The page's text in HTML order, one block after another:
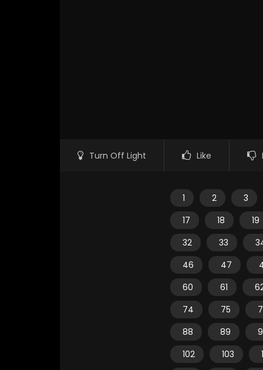
Turn Off Light Like
1 2
3
17
18
19
32
33
46
47
60
61
74
75
88
89
102
103